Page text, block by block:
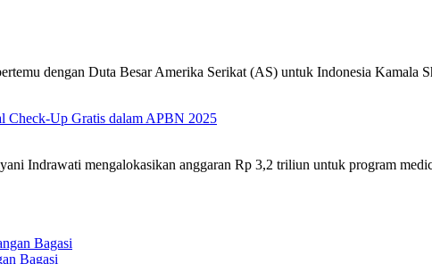
dengan Duta Besar Amerika Serikat (AS) untuk Indonesia Kamala
Check-Up Gratis dalam APBN 2025
Indrawati mengalokasikan anggaran Rp 3,2 triliun untuk program
Bagasi